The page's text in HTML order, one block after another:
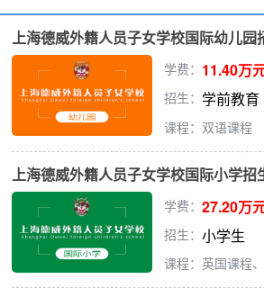
上海德威外籍人员子女学校国际幼儿园
学费： 11.40万
招生： 学前教育
课程：双语课程
上海德威外籍人员子女学校国际小学招
学费： 27.20万
招生： 小学生
课程：英国课程